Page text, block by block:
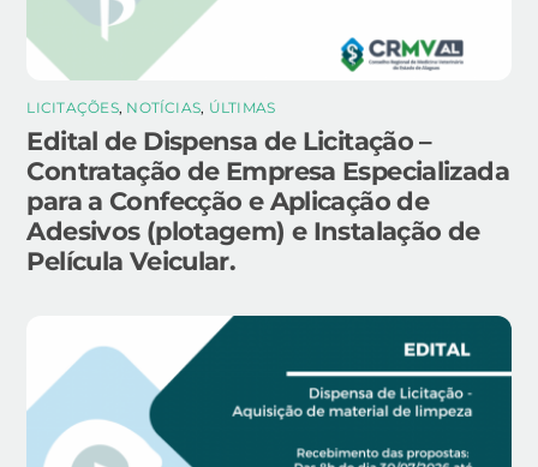
LICITAÇÕES, NOTÍCIAS, ÚLTIMAS
Edital de Dispensa de Licitação –
Contratação de Empresa Especializada
para a Confecção e Aplicação de
Adesivos (plotagem) e Instalação de
Película Veicular.